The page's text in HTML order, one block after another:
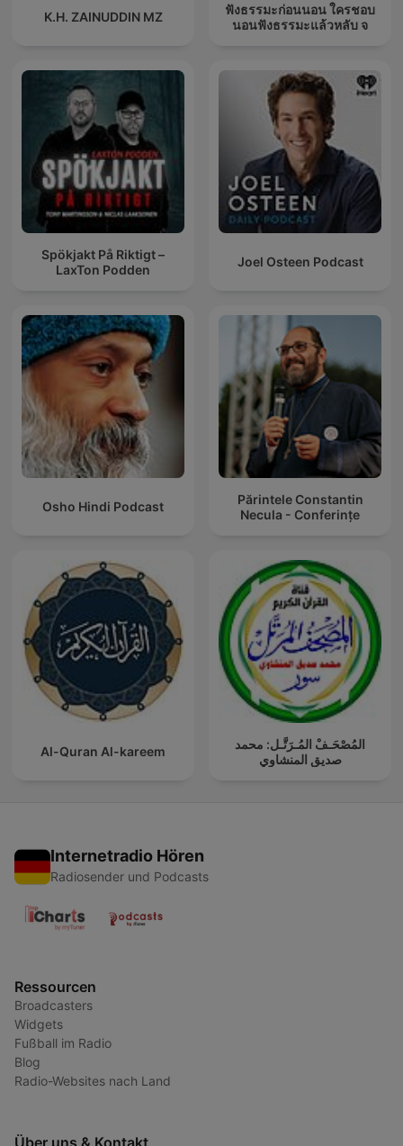
K.H. ZAINUDDIN MZ
ฟังธรรมะก่อนนอน ใครชอบ
นอนฟังธรรมะแล้วหลับ จ
Spökjakt På Riktigt –
LaxTon Podden
Joel Osteen Podcast
Osho Hindi Podcast
Părintele Constantin
Necula - Conferințe
Al-Quran Al-kareem
المُصْحَـفْ المُـرَتَّـل: محمد
صديق المنشاوي
Internetradio Hören
Radiosender und Podcasts
Ressourcen
Broadcasters
Widgets
Fußball im Radio
Blog
Radio-Websites nach Land